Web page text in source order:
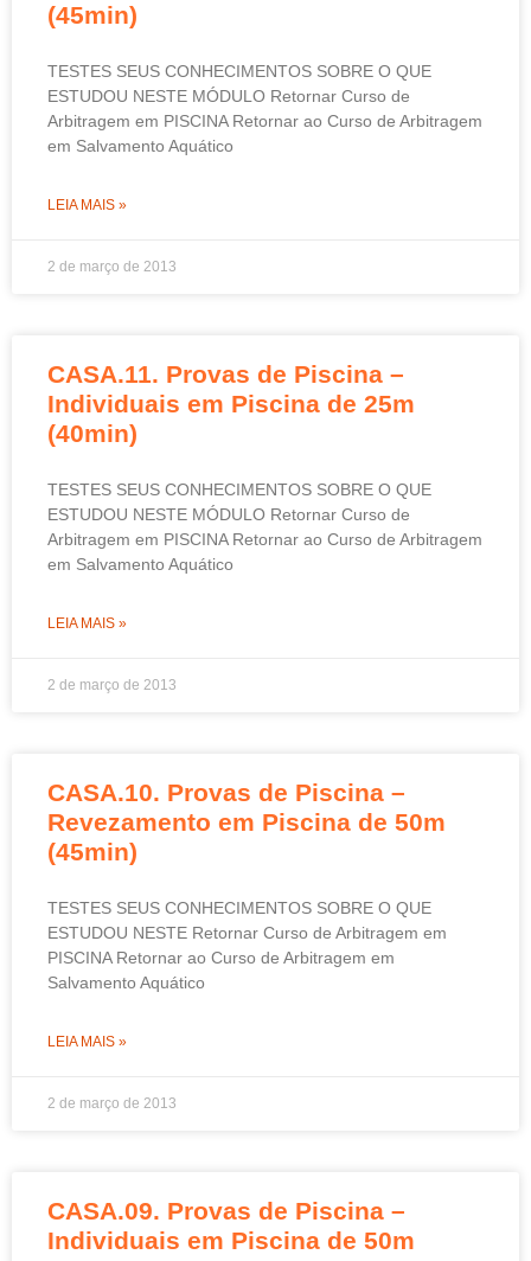
(45min)
TESTES SEUS CONHECIMENTOS SOBRE O QUE
ESTUDOU NESTE MÓDULO Retornar Curso de
Arbitragem em PISCINA Retornar ao Curso de Arbitragem
em Salvamento Aquático
LEIA MAIS »
2 de março de 2013
CASA.11. Provas de Piscina –
Individuais em Piscina de 25m
(40min)
TESTES SEUS CONHECIMENTOS SOBRE O QUE
ESTUDOU NESTE MÓDULO Retornar Curso de
Arbitragem em PISCINA Retornar ao Curso de Arbitragem
em Salvamento Aquático
LEIA MAIS »
2 de março de 2013
CASA.10. Provas de Piscina –
Revezamento em Piscina de 50m
(45min)
TESTES SEUS CONHECIMENTOS SOBRE O QUE
ESTUDOU NESTE Retornar Curso de Arbitragem em
PISCINA Retornar ao Curso de Arbitragem em
Salvamento Aquático
LEIA MAIS »
2 de março de 2013
CASA.09. Provas de Piscina –
Individuais em Piscina de 50m